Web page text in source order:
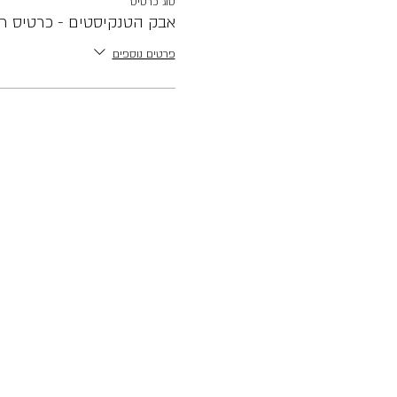
אבק הטנקיסטים - כרטיס
פרטים נוספים